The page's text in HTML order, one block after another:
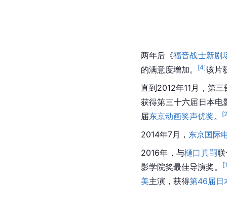
两年后《福音战士新剧
的满意度增加。
[4]该片
直到2012年11月，第
获得第三十六届日本电
届东京动画奖声优奖。 [
2014年7月， 东京国际
2016年，与樋口真嗣
影学院奖最佳导演奖。
[
美主演，获得第46届日